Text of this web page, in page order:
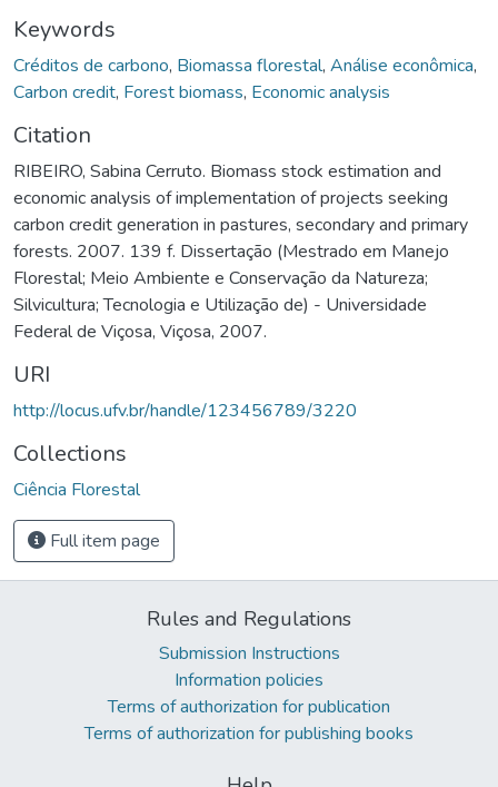
Keywords
Créditos de carbono, Biomassa florestal, Análise econômica,
Carbon credit, Forest biomass, Economic analysis
Citation
RIBEIRO, Sabina Cerruto. Biomass stock estimation and
economic analysis of implementation of projects seeking
carbon credit generation in pastures, secondary and primary
forests. 2007. 139 f. Dissertação (Mestrado em Manejo
Florestal; Meio Ambiente e Conservação da Natureza;
Silvicultura; Tecnologia e Utilização de) - Universidade
Federal de Viçosa, Viçosa, 2007.
URI
http://locus.ufv.br/handle/123456789/3220
Collections
Ciência Florestal
Full item page
Rules and Regulations
Submission Instructions
Information policies
Terms of authorization for publication
Terms of authorization for publishing books